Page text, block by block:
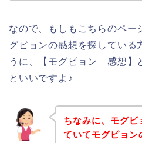
なので、もしもこちらのペー
グピョンの感想を探している
うに、【モグピョン 感想】
といいですよ♪
ちなみに、モグ
ていてモグピョン